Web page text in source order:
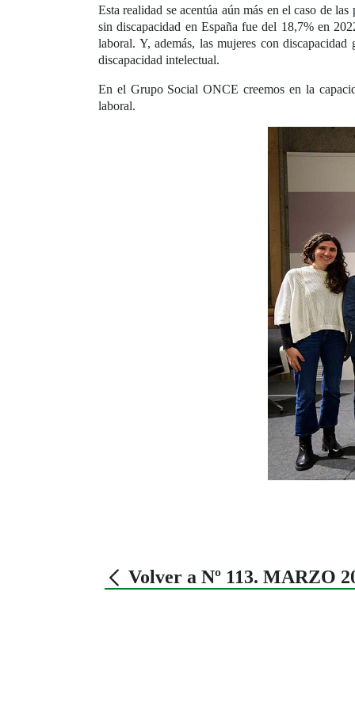
Esta realidad se acentúa aún más en el caso de
sin discapacidad en España fue del 18,7% en
laboral. Y, además, las mujeres con
discapacidad intelectual.
En el Grupo Social ONCE creemos en la
laboral.
Volver a Nº 113. MARZO